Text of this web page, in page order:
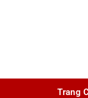
Trang